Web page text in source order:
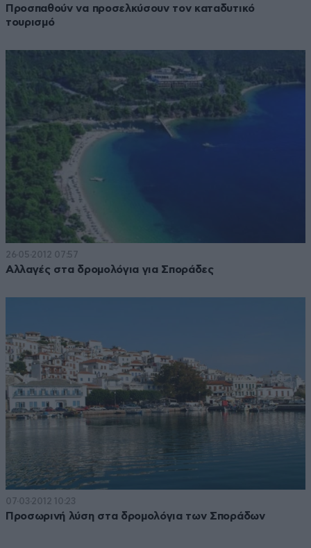
Προσπαθούν να προσελκύσουν τον καταδυτικό
τουρισμό
26·05·2012 07:57
Αλλαγές στα δρομολόγια για Σποράδες
07·03·2012 10:23
Προσωρινή λύση στα δρομολόγια των Σποράδων